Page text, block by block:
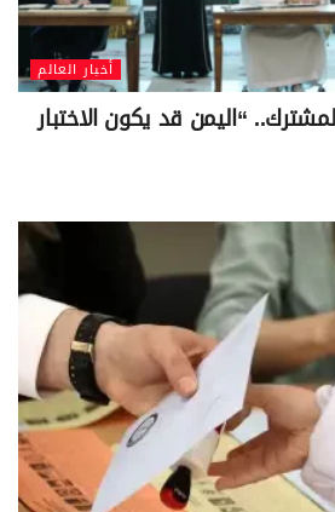
أخبار العالم
“اليمن قد يكون الاختبار